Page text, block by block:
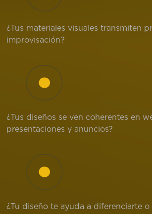
¿Tus materiales visuales transmiten
improvisación?
¿Tus diseños se ven coherentes en
presentaciones y anuncios?
¿Tu diseño te ayuda a diferenciarte